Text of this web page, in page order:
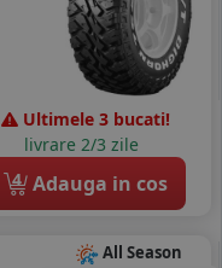
Ultimele 3 bucati!
livrare 2/3 zile
4 Adauga in cos
All Season